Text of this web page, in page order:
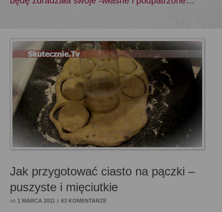
Jak przygotować ciasto na pączki –
puszyste i mięciutkie
on 1 MARCA 2011 z 63 KOMENTARZE